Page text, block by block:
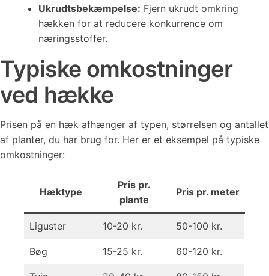
Ukrudtsbekæmpelse: Fjern ukrudt omkring
hækken for at reducere konkurrence om
næringsstoffer.
Typiske omkostninger
ved hække
Prisen på en hæk afhænger af typen, størrelsen og antallet
af planter, du har brug for. Her er et eksempel på typiske
omkostninger:
Hæktype
Pris pr.
plante
Pris pr. meter
Liguster 10-20 kr. 50-100 kr.
Bøg 15-25 kr. 60-120 kr.